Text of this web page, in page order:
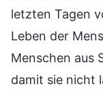
letzten Tagen
Leben der
Menschen aus
damit sie nicht